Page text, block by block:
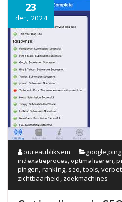
23
dec, 2024
bureaubliksem google,ping
indexatieproces,optimaliseren,
pingen, ranking, seo,tools,
zichtbaarheid, zoekmachines